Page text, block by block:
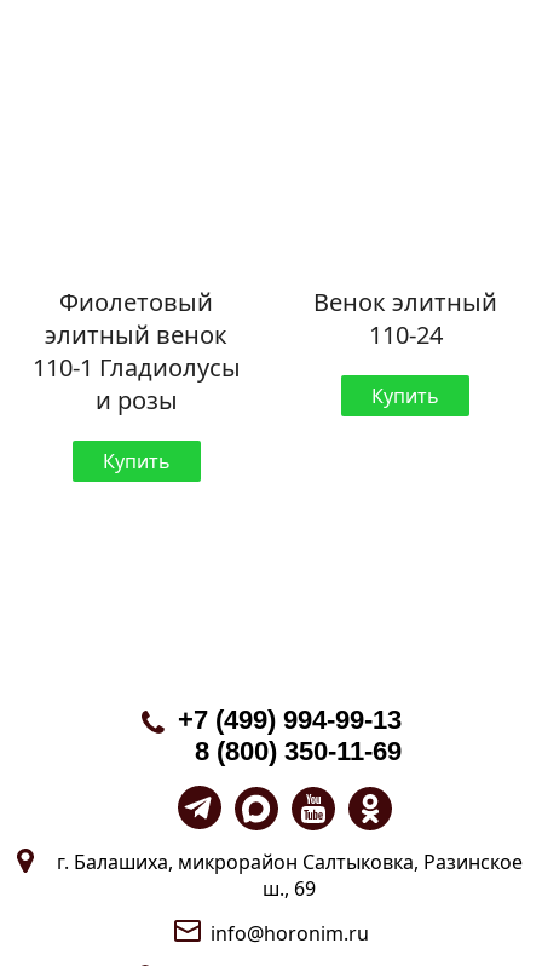
Фиолетовый
элитный венок
110-1 Гладиолусы
и розы
Купить
Венок элитный
110-24
Купить
+7 (499) 994-99-13
8 (800) 350-11-69
г. Балашиха, микрорайон Салтыковка, Разинское
ш., 69
info@horonim.ru